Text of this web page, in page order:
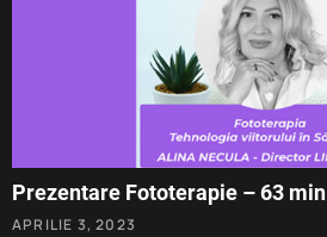
Prezentare Fototerapie – 63 min
APRILIE 3, 2023